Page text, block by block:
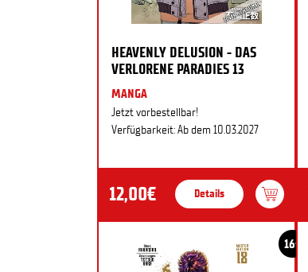
HEAVENLY DELUSION - DAS
VERLORENE PARADIES 13
MANGA
Jetzt vorbestellbar!
Verfügbarkeit: Ab dem 10.03.2027
12,00€ Details
16+